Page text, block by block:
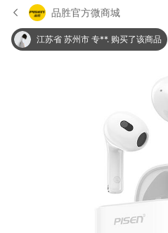
品胜官方微商城
广东省 广州市 P***y 购买了该商品